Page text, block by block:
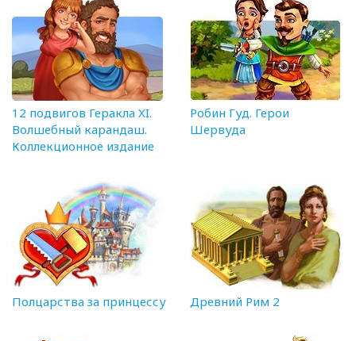
12 подвигов Геракла XI.
Волшебный карандаш.
Коллекционное издание
Робин Гуд. Герои
Шервуда
Полцарства за принцессу Древний Рим 2